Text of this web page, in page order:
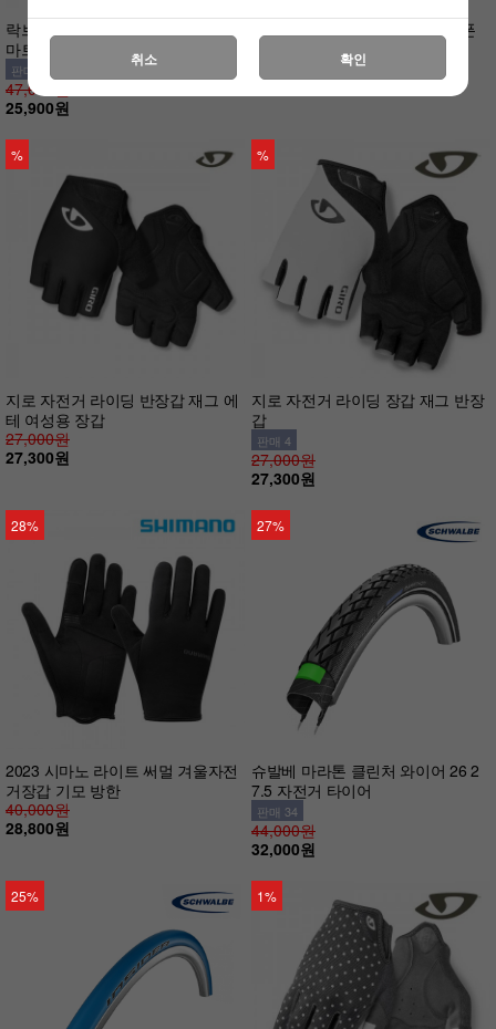
락브로스 자전거 긴장갑 S169-1 스
마트폰터치 실리콘패드
판매 12
47,000원
25,900원
엘파마 겨울 자전거장갑 스마트폰
터치 스포츠 방한장갑
%
지로 자전거 라이딩 반장갑 재그 에
테 여성용 장갑
27,000원
27,300원
%
지로 자전거 라이딩 장갑 재그 반장
갑
판매 4
27,000원
27,300원
28%
2023 시마노 라이트 써멀 겨울자전
거장갑 기모 방한
40,000원
28,800원
27%
슈발베 마라톤 클린처 와이어 26 2
7.5 자전거 타이어
판매 34
44,000원
32,000원
25% 1%
취소 확인